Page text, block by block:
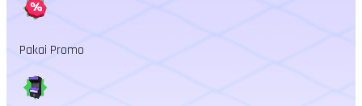
Pakai Promo